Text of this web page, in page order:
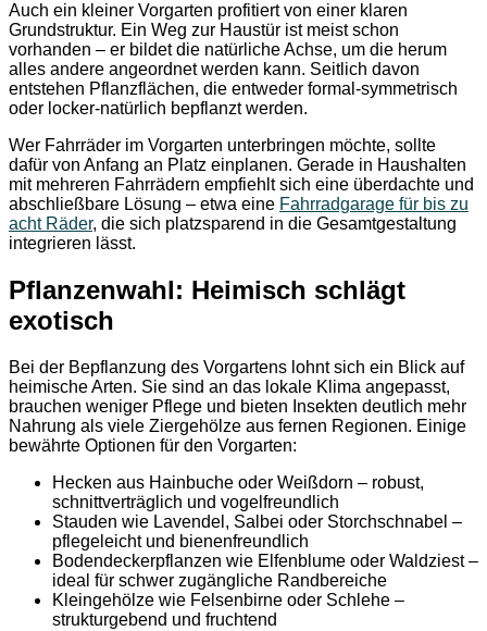
Auch ein kleiner Vorgarten profitiert von einer klaren
Grundstruktur. Ein Weg zur Haustür ist meist schon
vorhanden – er bildet die natürliche Achse, um die herum
alles andere angeordnet werden kann. Seitlich davon
entstehen Pflanzflächen, die entweder formal-symmetrisch
oder locker-natürlich bepflanzt werden.
Wer Fahrräder im Vorgarten unterbringen möchte, sollte
dafür von Anfang an Platz einplanen. Gerade in Haushalten
mit mehreren Fahrrädern empfiehlt sich eine überdachte und
abschließbare Lösung – etwa eine Fahrradgarage für bis zu
acht Räder, die sich platzsparend in die Gesamtgestaltung
integrieren lässt.
Pflanzenwahl: Heimisch schlägt
exotisch
Bei der Bepflanzung des Vorgartens lohnt sich ein Blick auf
heimische Arten. Sie sind an das lokale Klima angepasst,
brauchen weniger Pflege und bieten Insekten deutlich mehr
Nahrung als viele Ziergehölze aus fernen Regionen. Einige
bewährte Optionen für den Vorgarten:
Hecken aus Hainbuche oder Weißdorn – robust,
schnittverträglich und vogelfreundlich
Stauden wie Lavendel, Salbei oder Storchschnabel –
pflegeleicht und bienenfreundlich
Bodendeckerpflanzen wie Elfenblume oder Waldziest –
ideal für schwer zugängliche Randbereiche
Kleingehölze wie Felsenbirne oder Schlehe –
strukturgebend und fruchtend